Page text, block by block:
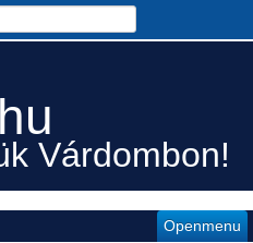
Várdombon!
Openmenu